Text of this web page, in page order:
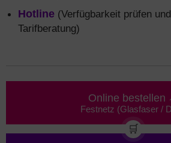
Hotline (Verfügbarkeit prüfen
Tarifberatung)
Online bestellen
Festnetz (Glasfaser /
🛒